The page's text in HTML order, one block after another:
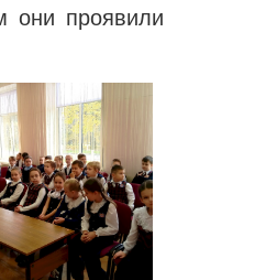
они проявили